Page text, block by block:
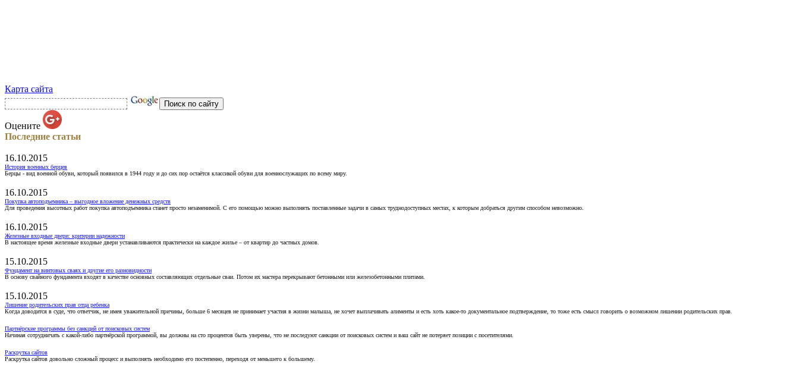
Карта сайта
Оцените
Последние статьи
16.10.2015
История военных берцев
Берцы - вид военной обуви, который появился в 1944 году и до сих пор остаётся классикой обуви для военнослужащих по всему миру.
16.10.2015
Покупка автоподъемника – выгодное вложение денежных средств
Для проведения высотных работ покупка автоподъемника станет просто незаменимой. С его помощью можно выполнять поставленные задачи в самых труднодоступных местах, к которым добраться другим способом невозможно.
16.10.2015
Железные входные двери: критерии надежности
В настоящее время железные входные двери устанавливаются практически на каждое жилье – от квартир до частных домов.
15.10.2015
Фундамент на винтовых сваях и другие его разновидности
В основу свайного фундамента входят в качестве основных составляющих отдельные сваи. Потом их мастера перекрывают бетонными или железобетонными плитами.
15.10.2015
Лишение родительских прав отца ребенка
Когда доводится в суде, что ответчик, не имея уважительной причины, больше 6 месяцев не принимает участия в жизни малыша, не хочет выплачивать алименты и есть хоть какое-то документальное подтверждение, то тоже есть смысл говорить о возможном лишении родительских прав.
Партнёрские программы без санкций от поисковых систем
Начиная сотрудничать с какой-либо партнёрской программой, вы должны на сто процентов быть уверены, что не последуют санкции от поисковых систем и ваш сайт не потеряет позиции с посетителями.
Раскрутка сайтов
Раскрутка сайтов довольно сложный процесс и выполнять необходимо его постепенно, переходя от меньшего к большему.